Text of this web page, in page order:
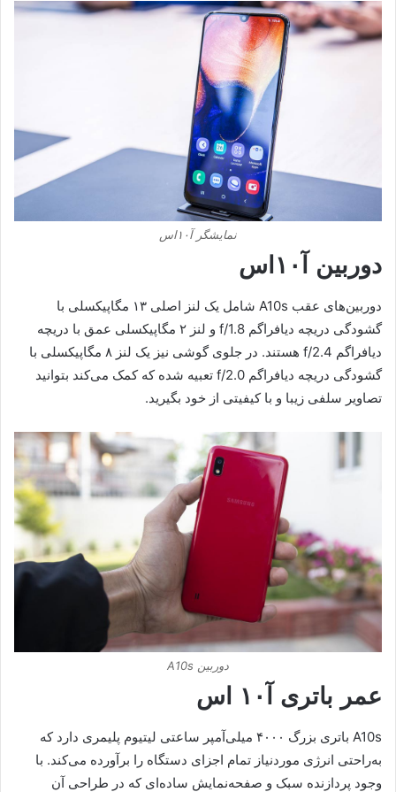
نمایشگر آ۱۰اس
دوربین آ۱۰اس
دوربین‌های عقب A10s شامل یک لنز اصلی ۱۳ مگاپیکسلی با
گشودگی دریچه دیافراگم f/1.8 و لنز ۲ مگاپیکسلی عمق با دریچه
دیافراگم f/2.4 هستند. در جلوی گوشی نیز یک لنز ۸ مگاپیکسلی با
گشودگی دریچه دیافراگم f/2.0 تعبیه شده که کمک می‌کند بتوانید
تصاویر سلفی زیبا و با کیفیتی از خود بگیرید.
دوربین A10s
عمر باتری آ۱۰ اس
A10s باتری بزرگ ۴۰۰۰ میلی‌آمپر ساعتی لیتیوم پلیمری دارد که
به‌راحتی انرژی موردنیاز تمام اجزای دستگاه را برآورده می‌کند. با
وجود پردازنده سبک و صفحه‌نمایش ساده‌ای که در طراحی آن